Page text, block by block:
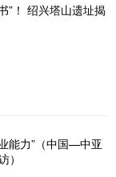
”！ 绍兴塔山遗址揭
能力”（中国—中亚
）